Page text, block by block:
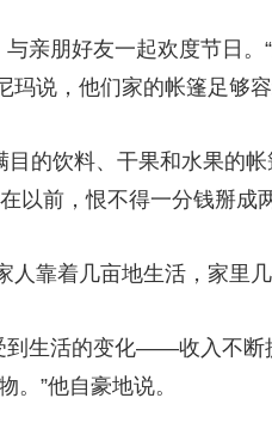
国足 国际足球 网球
路 足球道路
游 科普 健康 乐龄
全民健康 颜选攻略 海洋
朋好友一起欢度节日。
说，他们家的帐篷足够容
饮料、干果和水果的帐
以前，恨不得一分钱掰成
着几亩地生活，家里几
活的变化——收入不断
”他自豪地说。